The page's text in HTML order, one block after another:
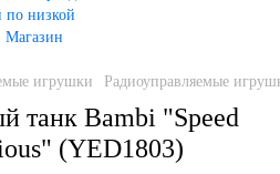
игрушки Радиоуправляемые
танк Bambi "Speed
(YED1803)